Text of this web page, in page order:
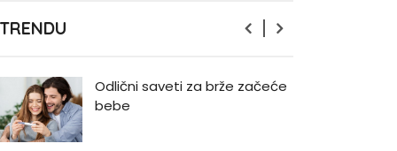
Odlični saveti za brže začeće
bebe